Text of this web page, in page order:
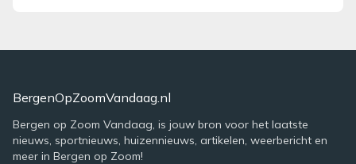
BergenOpZoomVandaag.nl
Bergen op Zoom Vandaag, is jouw bron voor het laatste
nieuws, sportnieuws, huizennieuws, artikelen, weerbericht en
meer in Bergen op Zoom!